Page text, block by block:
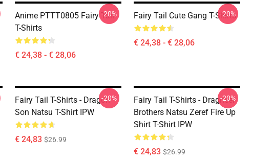
Anime PTTT0805 Fairy Tail
T-Shirts
€ 24,38 - € 28,06
-20% Fairy Tail Cute Gang T-Shirts
€ 24,38 - € 28,06
-20%
Fairy Tail T-Shirts - Dragon
Son Natsu T-Shirt IPW
€ 24,83 $26.99
-20%
Fairy Tail T-Shirts - Dragneel
Brothers Natsu Zeref Fire Up
Shirt T-Shirt IPW
€ 24,83 $26.99
-20%